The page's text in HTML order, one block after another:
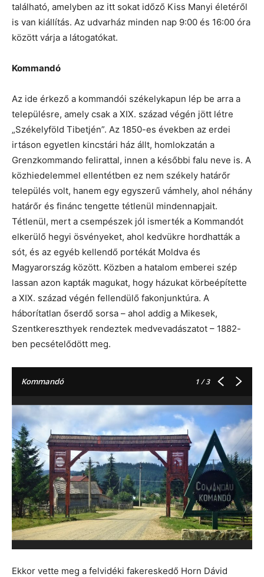
található, amelyben az itt sokat időző Kiss Manyi életéről
is van kiállítás. Az udvarház minden nap 9:00 és 16:00 óra
között várja a látogatókat.
Kommandó
Az ide érkező a kommandói székelykapun lép be arra a
településre, amely csak a XIX. század végén jött létre
„Székelyföld Tibetjén”. Az 1850-es években az erdei
irtáson egyetlen kincstári ház állt, homlokzatán a
Grenzkommando felirattal, innen a későbbi falu neve is. A
közhiedelemmel ellentétben ez nem székely határőr
település volt, hanem egy egyszerű vámhely, ahol néhány
határőr és finánc tengette tétlenül mindennapjait.
Tétlenül, mert a csempészek jól ismerték a Kommandót
elkerülő hegyi ösvényeket, ahol kedvükre hordhatták a
sót, és az egyéb kellendő portékát Moldva és
Magyarország között. Közben a hatalom emberei szép
lassan azon kapták magukat, hogy házukat körbeépítette
a XIX. század végén fellendülő fakonjunktúra. A
háborítatlan őserdő sorsa – ahol addig a Mikesek,
Szentkereszthyek rendeztek medvevadászatot – 1882-
ben pecsételődött meg.
Kommandó 1/ 3
Ekkor vette meg a felvidéki fakereskedő Horn Dávid